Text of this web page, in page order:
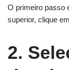
O primeiro passo
superior, clique
2.